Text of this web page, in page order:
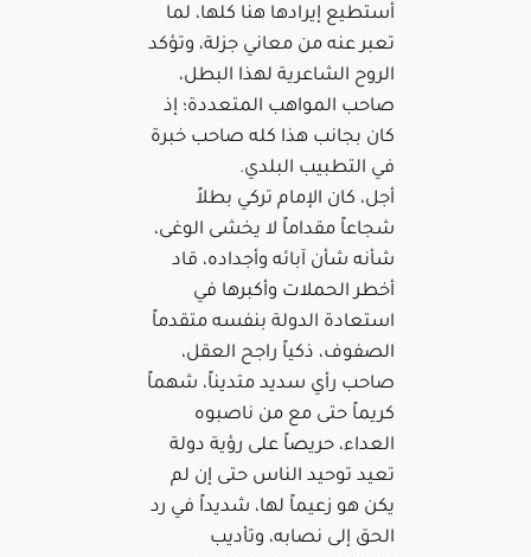
أستطيع إيرادها هنا كلها، لما
تعبر عنه من معاني جزلة، وتؤكد
الروح الشاعرية لهذا البطل،
صاحب المواهب المتعددة؛ إذ
كان بجانب هذا كله صاحب خبرة
في التطبيب البلدي.
أجل، كان الإمام تركي بطلاً
شجاعاً مقداماً لا يخشى الوغى،
شأنه شأن آبائه وأجداده، قاد
أخطر الحملات وأكبرها في
استعادة الدولة بنفسه متقدماً
الصفوف، ذكياً راجح العقل،
صاحب رأي سديد متديناً، شهماً
كريماً حتى مع من ناصبوه
العداء، حريصاً على رؤية دولة
تعيد توحيد الناس حتى إن لم
يكن هو زعيماً لها، شديداً في رد
الحق إلى نصابه، وتأديب